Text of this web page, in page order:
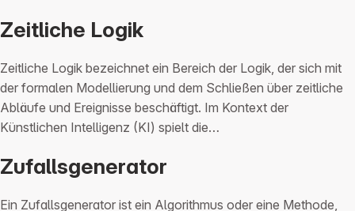
Zeitliche Logik
Zeitliche Logik bezeichnet ein Bereich der Logik, der sich mit
der formalen Modellierung und dem Schließen über zeitliche
Abläufe und Ereignisse beschäftigt. Im Kontext der
Künstlichen Intelligenz (KI) spielt die…
Zufallsgenerator
Ein Zufallsgenerator ist ein Algorithmus oder eine Methode,